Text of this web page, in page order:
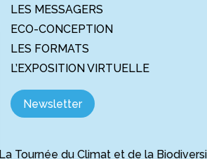
LES MESSAGERS
ECO-CONCEPTION
LES FORMATS
L’EXPOSITION VIRTUELLE
Newsletter
La Tournée du Climat et de la